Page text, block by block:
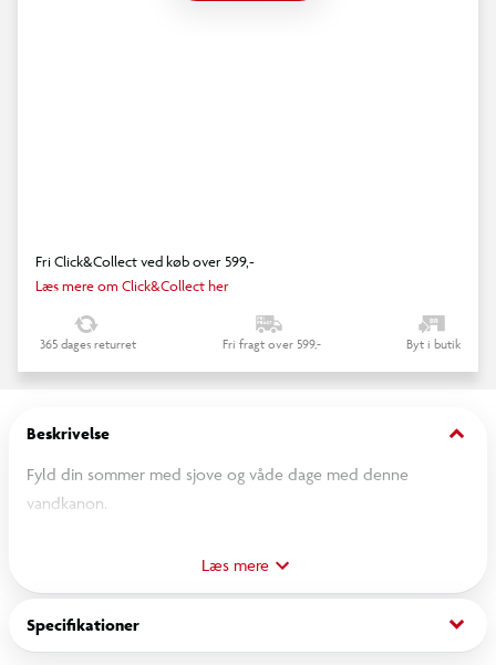
Fri Click&Collect ved køb over 599,-
Læs mere om Click&Collect her
365 dages returret Fri fragt over 599,- Byt i butik
Beskrivelse keyboard_arrow_down
Fyld din sommer med sjove og våde dage med denne
vandkanon.
OBS! Varen er assorteret, og en bestemt variant kan ikke
garanteres.
Læs mere
Specifikationer keyboard_arrow_down